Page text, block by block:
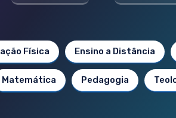
Física Ensino a Distância
Matemática Pedagogia